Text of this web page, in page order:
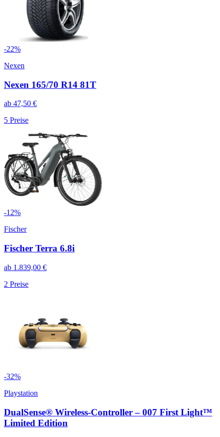
-22%
Nexen
Nexen 165/70 R14 81T
ab 47,50 €
5 Preise
-12%
Fischer
Fischer Terra 6.8i
ab 1.839,00 €
2 Preise
-32%
Playstation
DualSense® Wireless-Controller – 007 First Light™
Limited Edition